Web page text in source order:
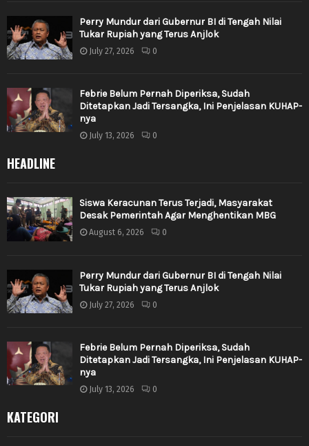
Perry Mundur dari Gubernur BI di Tengah Nilai
Tukar Rupiah yang Terus Anjlok
July 27, 2026 0
Febrie Belum Pernah Diperiksa, Sudah
Ditetapkan Jadi Tersangka, Ini Penjelasan KUHAP-
nya
July 13, 2026 0
HEADLINE
Siswa Keracunan Terus Terjadi, Masyarakat
Desak Pemerintah Agar Menghentikan MBG
August 6, 2026 0
Perry Mundur dari Gubernur BI di Tengah Nilai
Tukar Rupiah yang Terus Anjlok
July 27, 2026 0
Febrie Belum Pernah Diperiksa, Sudah
Ditetapkan Jadi Tersangka, Ini Penjelasan KUHAP-
nya
July 13, 2026 0
KATEGORI